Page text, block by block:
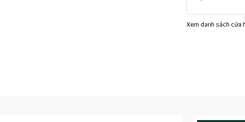
Xem danh sách cửa